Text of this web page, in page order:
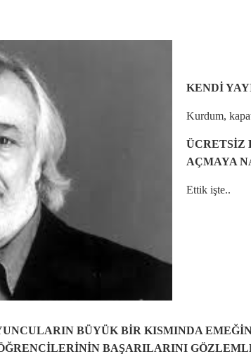
KENDİ
Kurdum,
ÜCRETSİZ
AÇMAYA
Ettik işte..
BÜYÜK BİR KISMINDA
BAŞARILARINI